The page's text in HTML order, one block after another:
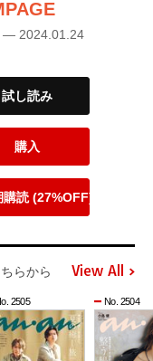
— 2024.01.24
試し読み
購入
購読 (27%OFF)
らから View All
2505 No. 2504